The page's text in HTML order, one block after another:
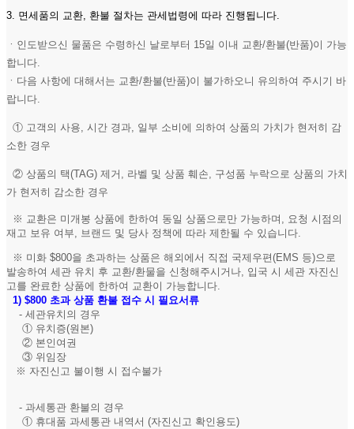
3. 면세품의 교환, 환불 절차는 관세법령에 따라 진행됩니다.
ㆍ인도받으신 물품은 수령하신 날로부터 15일 이내 교환/환불(반품)이 가능
합니다.
ㆍ다음 사항에 대해서는 교환/환불(반품)이 불가하오니 유의하여 주시기 바
랍니다.
① 고객의 사용, 시간 경과, 일부 소비에 의하여 상품의 가치가 현저히 감
소한 경우
② 상품의 택(TAG) 제거, 라벨 및 상품 훼손, 구성품 누락으로 상품의 가치
가 현저히 감소한 경우
※ 교환은 미개봉 상품에 한하여 동일 상품으로만 가능하며, 요청 시점의
재고 보유 여부, 브랜드 및 당사 정책에 따라 제한될 수 있습니다.
※ 미화 $800을 초과하는 상품은 해외에서 직접 국제우편(EMS 등)으로
발송하여 세관 유치 후 교환/환물을 신청해주시거나, 입국 시 세관 자진신
고를 완료한 상품에 한하여 교환이 가능합니다.
1) $800 초과 상품 환불 접수 시 필요서류
- 세관유치의 경우
① 유치증(원본)
② 본인여권
③ 위임장
※ 자진신고 불이행 시 접수불가
- 과세통관 환불의 경우
① 휴대품 과세통관 내역서 (자진신고 확인용도)